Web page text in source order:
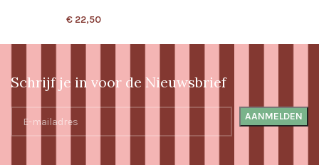
€22,50
Schrijf je in voor de Nieuwsbrief